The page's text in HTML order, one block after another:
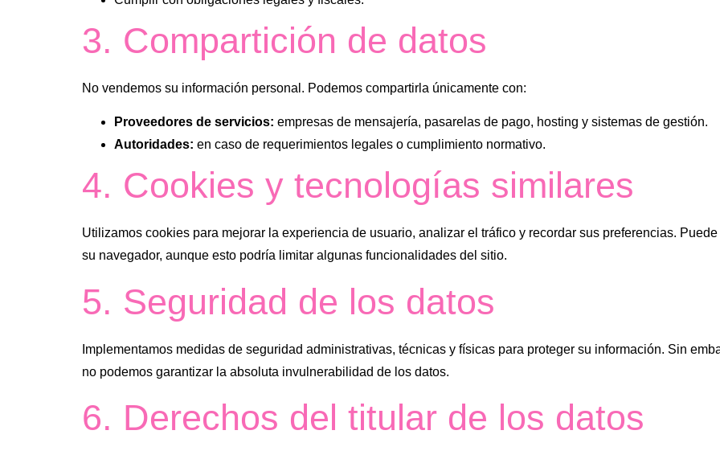
3. Compartición de datos
No vendemos su información personal. Podemos compartirla únicamente con:
Proveedores de servicios: empresas de mensajería, pasarelas de pago, hosting y sistemas de gestión.
Autoridades: en caso de requerimientos legales o cumplimiento normativo.
4. Cookies y tecnologías similares
Utilizamos cookies para mejorar la experiencia de usuario, analizar el tráfico y recordar sus preferencias.
su navegador, aunque esto podría limitar algunas funcionalidades del sitio.
5. Seguridad de los datos
Implementamos medidas de seguridad administrativas, técnicas y físicas para proteger su información. Sin
no podemos garantizar la absoluta invulnerabilidad de los datos.
6. Derechos del titular de los datos